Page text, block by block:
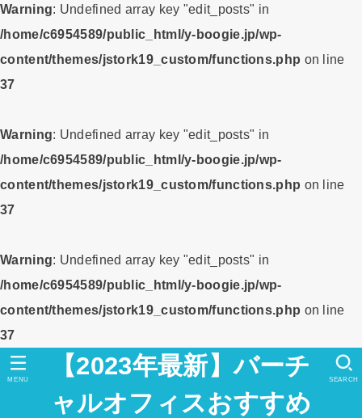
Warning: Undefined array key "edit_posts" in
/home/c6954589/public_html/y-boogie.jp/wp-
content/themes/jstork19_custom/functions.php on line
37
Warning: Undefined array key "edit_posts" in
/home/c6954589/public_html/y-boogie.jp/wp-
content/themes/jstork19_custom/functions.php on line
37
Warning: Undefined array key "edit_posts" in
/home/c6954589/public_html/y-boogie.jp/wp-
content/themes/jstork19_custom/functions.php on line
37
【2023年最新】バーチ
ャルオフィスおすすめ
SEARCH
MENU